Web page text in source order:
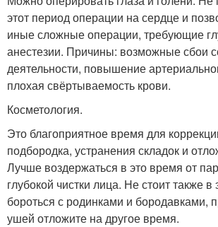
этот период операции на сердце и
иные сложные операции, требующие
анестезии. Причины: возможные сбои
деятельности, повышение
плохая свёртываемость крови.
Косметология.
Это благоприятное время для
подбородка, устранения складок и
Лучше воздержаться в это время от
глубокой чистки лица. Не стоит также в
бороться с родинками и бородавками,
ушей отложите на другое время.